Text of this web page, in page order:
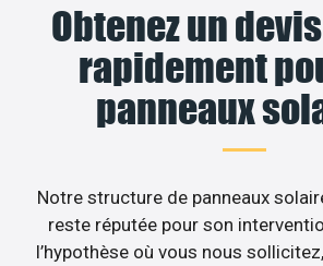
Obtenez un
rapidement
panneaux
Notre structure de panneaux
reste réputée pour son
l’hypothèse où vous nous